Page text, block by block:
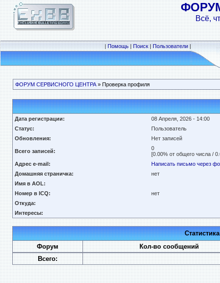
Всё,
|Помощь|Поиск|Пользователи|
ФОРУМ СЕРВИСНОГО ЦЕНТРА» Проверка профиля
Дата регистрации:
08 Апреля, 2026 - 14:00
Статус:
Пользователь
Обновления:
Нет записей
Всего записей:
0
[0.00% от общего числа /
Адрес e-mail:
Написать письмо через
Домашняя страничка:
нет
Имя в AOL:
Номер в ICQ:
нет
Откуда:
Интересы:
Форум
Кол-во сообщений
Всего: